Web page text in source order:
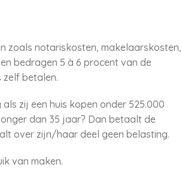
zoals notariskosten, makelaarskosten,
bedragen 5 à 6 procent van de
zelf betalen.
zij een huis kopen onder 525.000
dan 35 jaar? Dan betaalt de
over zijn/haar deel geen belasting.
van maken.